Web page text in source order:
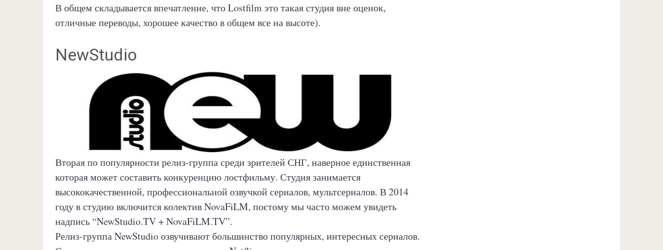
В общем складывается впечатление, что Lostfilm это такая студия вне оценок,
отличные переводы, хорошее качество в общем все на высоте).
NewStudio
Вторая по популярности релиз-группа среди зрителей СНГ, наверное единственная
которая может составить конкуренцию лостфильму. Студия занимается
высококачественной, профессиональной озвучкой сериалов, мультсериалов. В 2014
году в студию включится колектив NovaFiLM, поєтому мы часто можем увидеть
надпись “NewStudio.TV + NovaFiLM.TV”.
Релиз-группа NewStudio озвучивают большинство популярных, интересных сериалов.